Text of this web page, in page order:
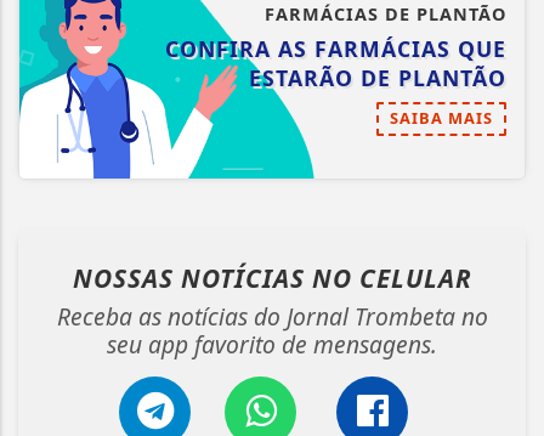
FARMÁCIAS DE PLANTÃO
CONFIRA AS FARMÁCIAS QUE
ESTARÃO DE PLANTÃO
SAIBA MAIS
NOSSAS NOTÍCIAS NO CELULAR
Receba as notícias do Jornal Trombeta no
seu app favorito de mensagens.